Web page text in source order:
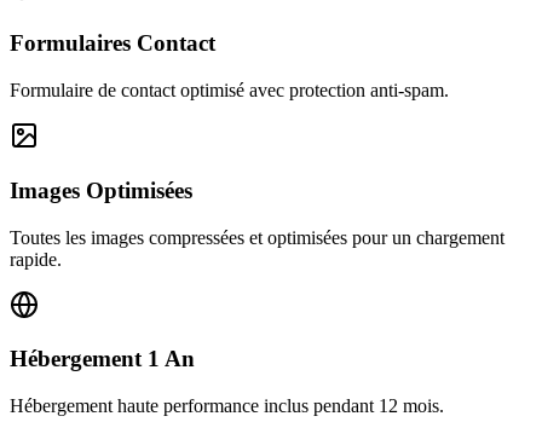
Formulaires Contact
Formulaire de contact optimisé avec protection anti-spam.
Images Optimisées
Toutes les images compressées et optimisées pour un chargement
rapide.
Hébergement 1 An
Hébergement haute performance inclus pendant 12 mois.